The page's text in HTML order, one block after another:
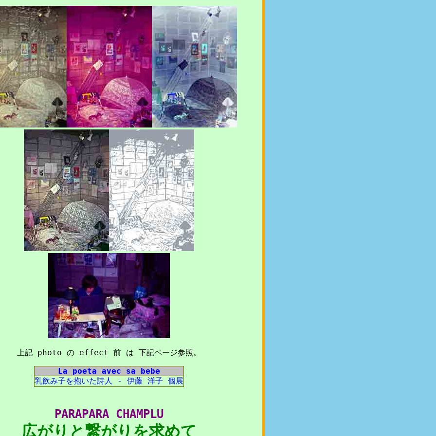
上記 photo の effect 前 は 下記ページ参照。
La poeta avec sa bebe
乳飲み子を抱いた詩人 - 伊藤 洋子 個展
PARAPARA CHAMPLU
広がりと繋がりを求めて